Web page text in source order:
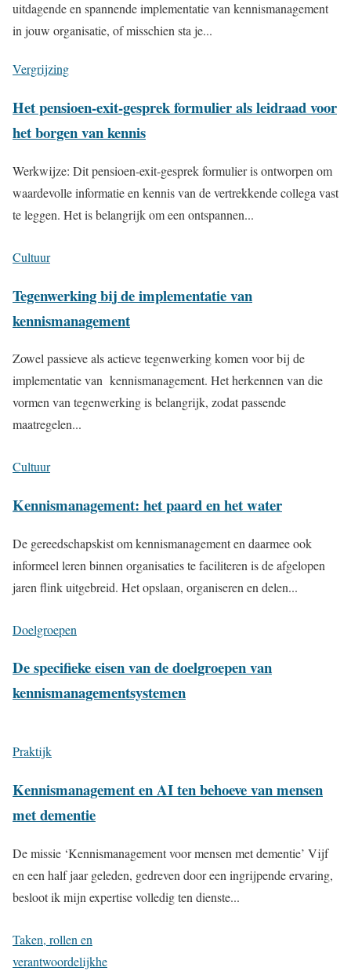
uitdagende en spannende implementatie van kennismanagement
in jouw organisatie, of misschien sta je...
Vergrijzing
Het pensioen-exit-gesprek formulier als leidraad voor
het borgen van kennis
Werkwijze: Dit pensioen-exit-gesprek formulier is ontworpen om
waardevolle informatie en kennis van de vertrekkende collega vast
te leggen. Het is belangrijk om een ontspannen...
Cultuur
Tegenwerking bij de implementatie van
kennismanagement
Zowel passieve als actieve tegenwerking komen voor bij de
implementatie van kennismanagement. Het herkennen van die
vormen van tegenwerking is belangrijk, zodat passende
maatregelen...
Cultuur
Kennismanagement: het paard en het water
De gereedschapskist om kennismanagement en daarmee ook
informeel leren binnen organisaties te faciliteren is de afgelopen
jaren flink uitgebreid. Het opslaan, organiseren en delen...
Doelgroepen
De specifieke eisen van de doelgroepen van
kennismanagementsystemen
Praktijk
Kennismanagement en AI ten behoeve van mensen
met dementie
De missie ‘Kennismanagement voor mensen met dementie’ Vijf
en een half jaar geleden, gedreven door een ingrijpende ervaring,
besloot ik mijn expertise volledig ten dienste...
Taken, rollen en
verantwoordelijkhe